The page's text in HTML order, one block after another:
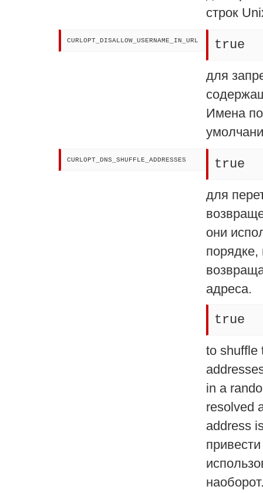
строк
CURLOPT_DISALLOW_USERNAME_IN_URL true
для
Имена
CURLOPT_DNS_SHUFFLE_ADDRESSES true
для
они
порядке,
адреса.
true
to shuffle
in a
resolved
address